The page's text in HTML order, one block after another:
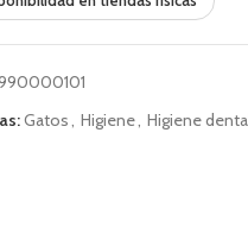
Gatos, Higiene, Higiene